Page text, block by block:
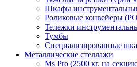
Шкафы
Роликовые конвейеры
Тележки
Тумбы
Специализированные
Металлические стеллажи
Ms Pro (2500 кг. на